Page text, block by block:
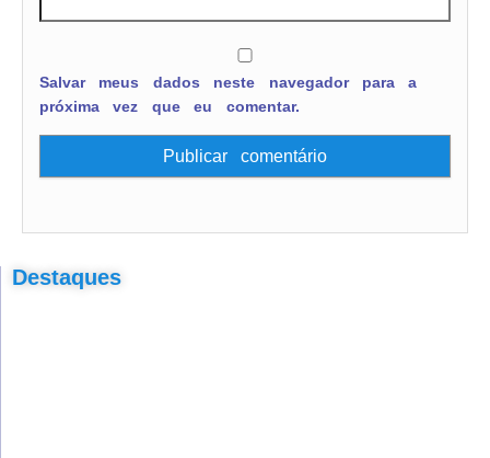
Salvar meus dados neste navegador para a
próxima vez que eu comentar.
Destaques